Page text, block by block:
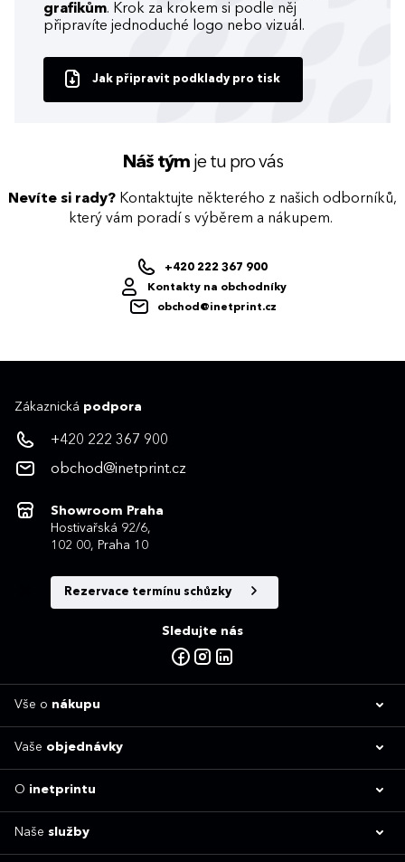
grafikům. Krok za krokem si podle něj
připravíte jednoduché logo nebo vizuál.
Jak připravit podklady pro tisk
Náš týmje tu pro vás
Nevíte si rady? Kontaktujte některého z našich odborníků,
který vám poradí s výběrem a nákupem.
+420 222 367 900
Kontakty na obchodníky
obchod@inetprint.cz
Zákaznická podpora
+420 222 367 900
obchod@inetprint.cz
Showroom Praha
Hostivařská 92/6,
102 00, Praha 10
Rezervace termínu schůzky
Sledujte nás
Vše o nákupu
Vaše objednávky
O inetprintu
Naše služby